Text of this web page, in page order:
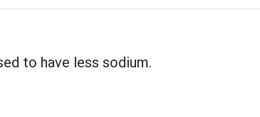
to have less sodium.